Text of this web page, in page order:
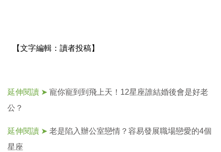
【文字編輯： 讀者投稿】
延伸閱讀 ➤ 寵你寵到到飛上天！12星座誰結婚後會是好老
公？
延伸閱讀 ➤ 老是陷入辦公室戀情？容易發展職場戀愛的4個
星座